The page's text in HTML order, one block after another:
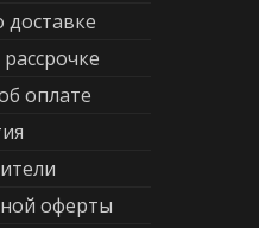
оплате
оферты